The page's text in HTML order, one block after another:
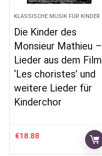
KLASSISCHE MUSIK FÜR KINDER
Die Kinder des
Monsieur Mathieu –
Lieder aus dem Film
‘Les choristes’ und
weitere Lieder für
Kinderchor
€18.88